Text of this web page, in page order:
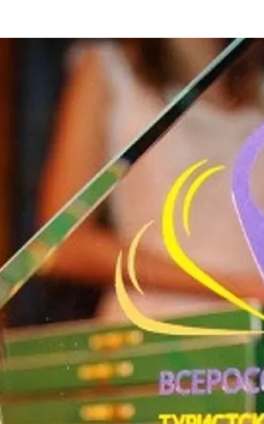
Новости
Что привезти (сувениры)